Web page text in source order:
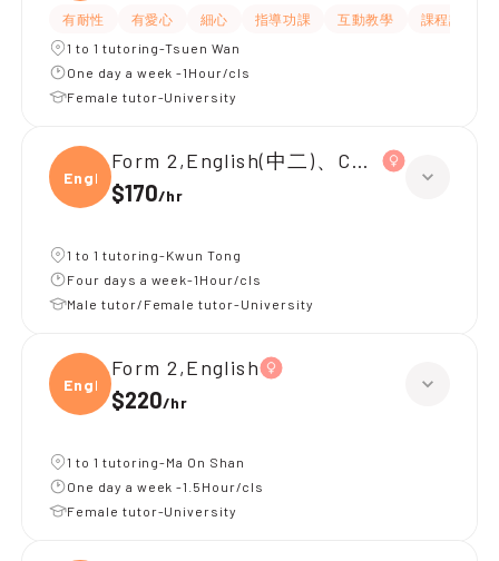
有耐性 有愛心 細心 指導功課 互動教學
課程設計
1 to 1 tutoring-Tsuen Wan
One day a week -1Hour/cls
Female tutor-University
Engli
Form 2,English(中二)、Chinese(中二)
$170/hr
1 to 1 tutoring-Kwun Tong
Four days a week-1Hour/cls
Male tutor/Female tutor-University
Engli
Form 2,English
$220/hr
1 to 1 tutoring-Ma On Shan
One day a week -1.5Hour/cls
Female tutor-University